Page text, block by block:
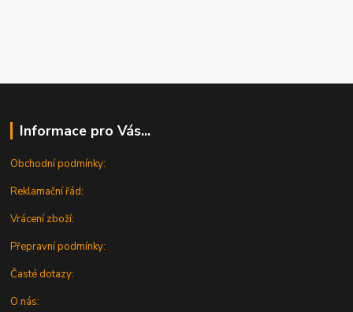
Informace pro Vás...
Obchodní podmínky:
Reklamační řád:
Vrácení zboží:
Přepravní podmínky:
Časté dotazy:
O nás: